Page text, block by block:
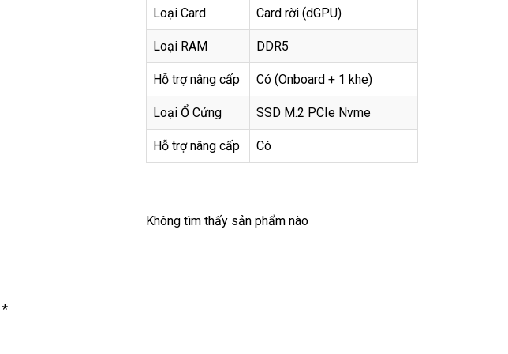
*
Loại Card Card rời (dGPU)
Loại RAM DDR5
Hỗ trợ nâng cấp Có (Onboard + 1 khe)
Loại Ổ Cứng SSD M.2 PCIe Nvme
Hỗ trợ nâng cấp Có
Không tìm thấy sản phẩm nào